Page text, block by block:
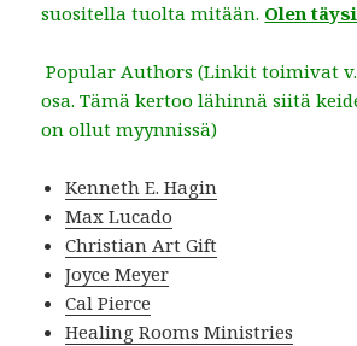
suositella tuolta mitään. Olen
Popular Authors (Linkit toimivat
osa. Tämä kertoo lähinnä siitä
on ollut myynnissä)
Kenneth E. Hagin
Max Lucado
Christian Art Gift
Joyce Meyer
Cal Pierce
Healing Rooms Ministries